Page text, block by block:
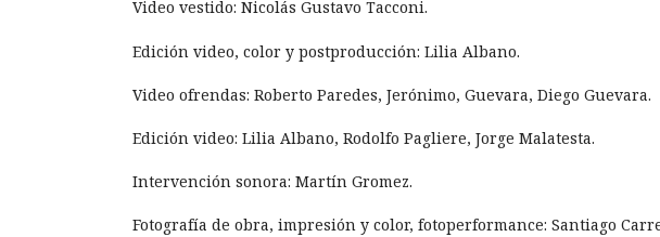
Video vestido: Nicolás Gustavo Tacconi.
Edición video, color y postproducción: Lilia Albano.
Video ofrendas: Roberto Paredes, Jerónimo, Guevara, Diego Guevara.
Edición video: Lilia Albano, Rodolfo Pagliere, Jorge Malatesta.
Intervención sonora: Martín Gromez.
Fotografía de obra, impresión y color, fotoperformance: Santiago